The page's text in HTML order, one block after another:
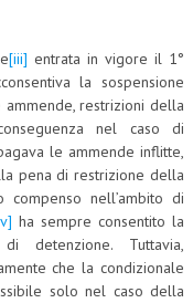
[iii] entrata in vigore il 1°
la sospensione
restrizioni della
nel caso di
le ammende inflitte,
pena di restrizione della
nell’ambito di
ha sempre consentito la
detenzione. Tuttavia,
che la condizionale
solo nel caso della